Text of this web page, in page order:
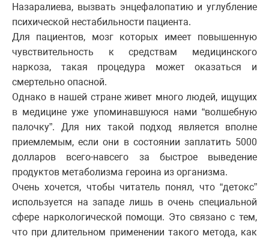
Назаралиева, вызвать энцефалопатию и углубление
психической нестабильности пациента.
Для пациентов, мозг которых имеет повышенную
чувствительность к средствам медицинского
наркоза, такая процедура может оказаться и
смертельно опасной.
Однако в нашей стране живет много людей, ищущих
в медицине уже упоминавшуюся нами “волшебную
палочку”. Для них такой подход является вполне
приемлемым, если они в состоянии заплатить 5000
долларов всего-навсего за быстрое выведение
продуктов метаболизма героина из организма.
Очень хочется, чтобы читатель понял, что “детокс”
используется на западе лишь в очень специальной
сфере наркологической помощи. Это связано с тем,
что при длительном применении такого метода, как